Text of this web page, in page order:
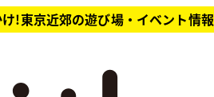
!東京近郊の遊び場・イベント情報